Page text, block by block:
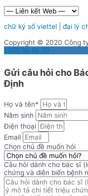
chữ ký số viettel đại lý
Copyright © 2020 Công
1900 96 96 39
Gửi câu hỏi cho
Định
Họ và tên*
Năm sinh
Điện thoại
Email
Chọn chủ đề muốn hỏi
Câu hỏi dành cho bác sĩ
chứng và diễn biến bệnh